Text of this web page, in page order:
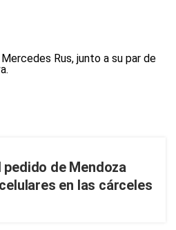
de Mendoza
en las cárceles